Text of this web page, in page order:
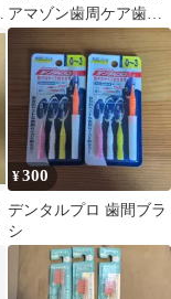
アマゾン歯周ケア歯ブ
ラシやわらかめ
¥300
デンタルプロ 歯間ブラ
シ